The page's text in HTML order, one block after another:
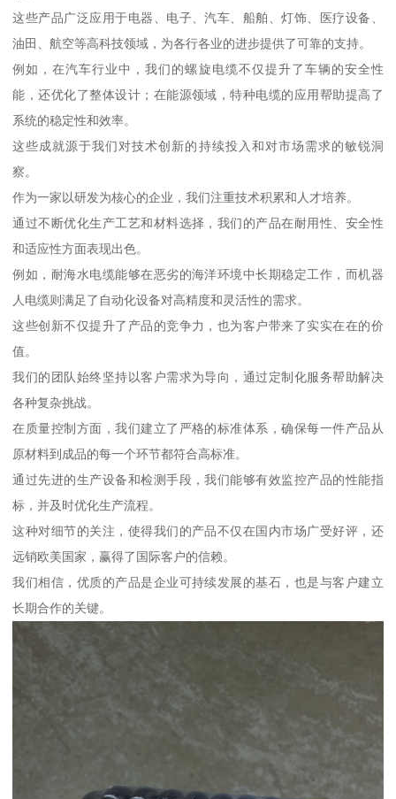
这些产品广泛应用于电器、电子、汽车、船舶、灯饰、医疗设备、
油田、航空等高科技领域，为各行各业的进步提供了可靠的支持。
例如，在汽车行业中，我们的螺旋电缆不仅提升了车辆的安全性
能，还优化了整体设计；在能源领域，特种电缆的应用帮助提高了
系统的稳定性和效率。
这些成就源于我们对技术创新的持续投入和对市场需求的敏锐洞
察。
作为一家以研发为核心的企业，我们注重技术积累和人才培养。
通过不断优化生产工艺和材料选择，我们的产品在耐用性、安全性
和适应性方面表现出色。
例如，耐海水电缆能够在恶劣的海洋环境中长期稳定工作，而机器
人电缆则满足了自动化设备对高精度和灵活性的需求。
这些创新不仅提升了产品的竞争力，也为客户带来了实实在在的价
值。
我们的团队始终坚持以客户需求为导向，通过定制化服务帮助解决
各种复杂挑战。
在质量控制方面，我们建立了严格的标准体系，确保每一件产品从
原材料到成品的每一个环节都符合高标准。
通过先进的生产设备和检测手段，我们能够有效监控产品的性能指
标，并及时优化生产流程。
这种对细节的关注，使得我们的产品不仅在国内市场广受好评，还
远销欧美国家，赢得了国际客户的信赖。
我们相信，优质的产品是企业可持续发展的基石，也是与客户建立
长期合作的关键。